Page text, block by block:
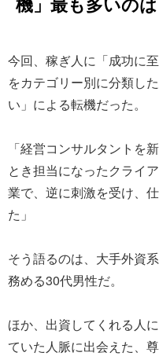
今回、稼ぎ人に「成功に
をカテゴリー別に分類し
い」による転機だった。
「経営コンサルタントを
とき担当になったクライ
業で、逆に刺激を受け、
た」
そう語るのは、大手外資
務める30代男性だ。
ほか、出資してくれる人
ていた人脈に出会えた、